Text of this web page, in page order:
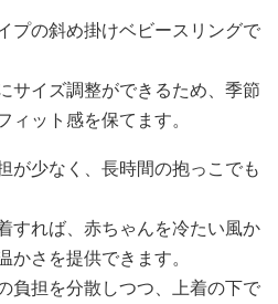
プの斜め掛けベビースリングで
サイズ調整ができるため、季節
ット感を保てます。
が少なく、長時間の抱っこでも
すれば、赤ちゃんを冷たい風か
さを提供できます。
負担を分散しつつ、上着の下で